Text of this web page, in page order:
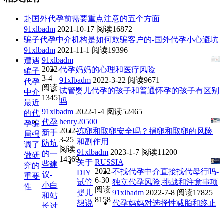
赴国外代孕前需要重点注意的五个方面
91xlbadm 2021-10-17 阅读16872
骗子代孕中介机构是如何欺骗客户的-国外代孕小心避坑
91xlbadm 2021-11-1 阅读19396
遭遇
骗子
代孕
中介
最近
的代
孕骗
局强
调了
做研
究的
重要
性
91xlbadm
2022-
3-4
阅读
13451
代孕妈妈的心理和医疗风险
91xlbadm 2022-3-22 阅读9671
试管婴儿代孕的孩子和普通怀孕的孩子有区别
吗
91xlbadm 2022-1-4 阅读52465
代孕
新手
防坑
的一
些建
议-
小白
和站
长讨
henry20500
2022-
3-25
阅读
14369
冻卵和取卵安全吗？捐卵和取卵的风险
和副作用
91xlbadm 2023-1-7 阅读11200
关于
DIY
试管
婴儿
想说
RUSSIA
2022-
6-30
阅读
8158
不找代孕中介直接找代母行吗-
独立代孕风险,挑战和注意事项
91xlbadm 2022-7-8 阅读17825
代孕妈妈对选择性减胎和终止